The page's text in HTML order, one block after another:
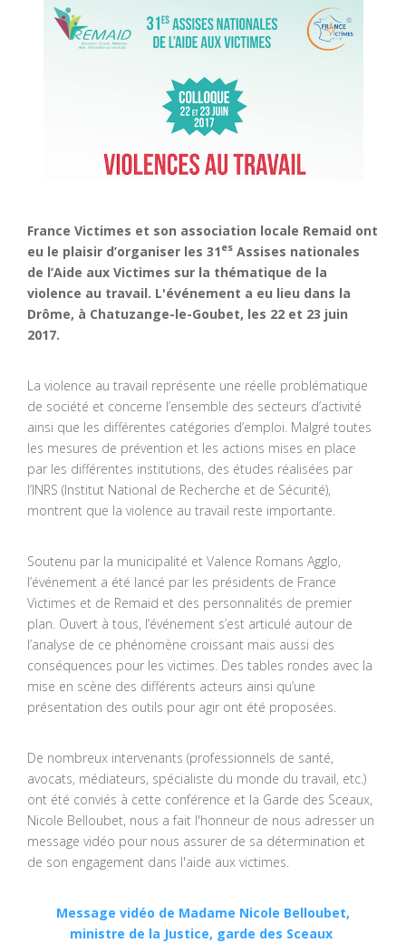
France Victimes et son association locale Remaid ont
eu le plaisir d’organiser les 31 es Assises nationales
de l’Aide aux Victimes sur la thématique de la
violence au travail. L'événement a eu lieu dans la
Drôme, à Chatuzange-le-Goubet, les 22 et 23 juin
2017.
La violence au travail représente une réelle problématique
de société et concerne l’ensemble des secteurs d’activité
ainsi que les différentes catégories d’emploi. Malgré toutes
les mesures de prévention et les actions mises en place
par les différentes institutions, des études réalisées par
l’INRS (Institut National de Recherche et de Sécurité),
montrent que la violence au travail reste importante.
Soutenu par la municipalité et Valence Romans Agglo,
l’événement a été lancé par les présidents de France
Victimes et de Remaid et des personnalités de premier
plan. Ouvert à tous, l’événement s’est articulé autour de
l’analyse de ce phénomène croissant mais aussi des
conséquences pour les victimes. Des tables rondes avec la
mise en scène des différents acteurs ainsi qu’une
présentation des outils pour agir ont été proposées.
De nombreux intervenants (professionnels de santé,
avocats, médiateurs, spécialiste du monde du travail, etc.)
ont été conviés à cette conférence et la Garde des Sceaux,
Nicole Belloubet, nous a fait l'honneur de nous adresser un
message vidéo pour nous assurer de sa détermination et
de son engagement dans l'aide aux victimes.
Message vidéo de Madame Nicole Belloubet,
ministre de la Justice, garde des Sceaux